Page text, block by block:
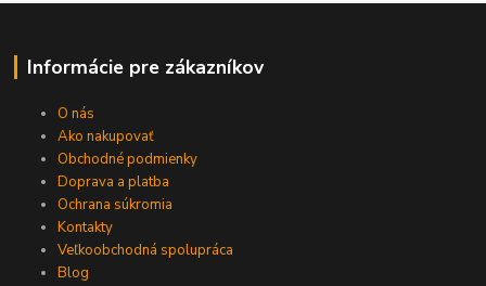
Informácie pre zákazníkov
O nás
Ako nakupovať
Obchodné podmienky
Doprava a platba
Ochrana súkromia
Kontakty
Veľkoobchodná spolupráca
Blog